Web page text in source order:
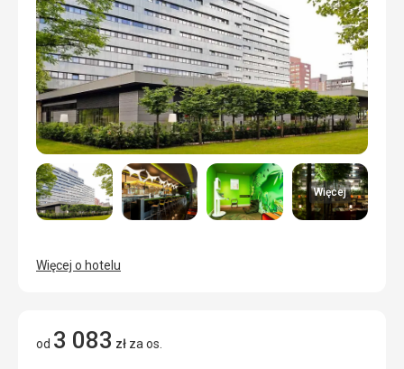
Więcej
Więcej o hotelu
od 3 083 zł za os.